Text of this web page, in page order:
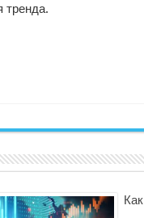
тренда.
Как